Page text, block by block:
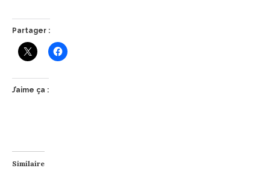
Partager :
J’aime ça :
Similaire